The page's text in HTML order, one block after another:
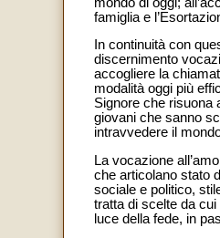
famiglia e
In continuità con
discernimento
accogliere la
modalità oggi più
Signore che risuona
giovani che sanno
intravvedere il
La vocazione
che articolano stato
sociale e politico,
tratta di scelte da
luce della fede, in